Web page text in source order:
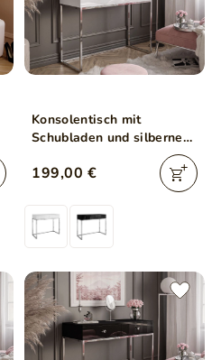
Konsolentisch mit
Schubladen und silbernem
Gestell im Glamour-Stil
Brisa Weiß Hochglanz
199,00 €